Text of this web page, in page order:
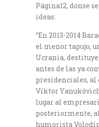
Página12, donse
ideas:
“En 2013-2014
el menor tapujo,
Ucrania,
antes de las ya
presidenciales, al
Víktor
lugar al
posteriormente,
humorista